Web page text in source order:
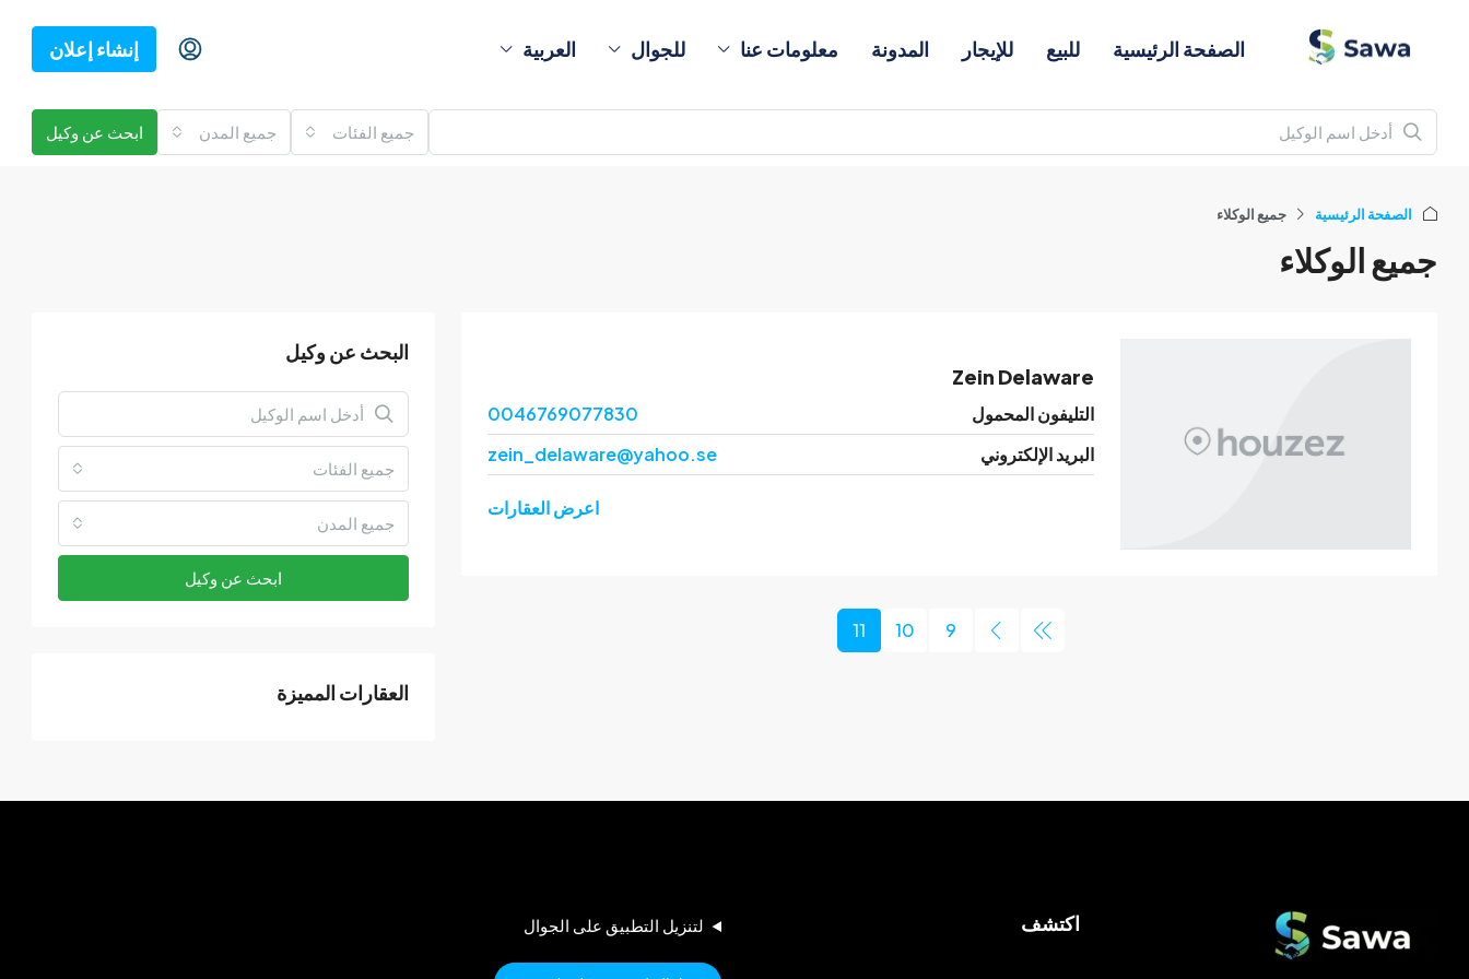
الصفحة الرئيسية للبيع للإيجار المدونة معلومات عنا للجوال العربية إنشاء إعلان
جميع الفئات جميع المدن ابحث عن وكيل
الصفحة الرئيسية جميع الوكلاء
جميع الوكلاء
Zein Delaware
التليفون المحمول
0046769077830
البريد الإلكتروني
zein_delaware@yahoo.se
اعرض العقارات
9
10
11
البحث عن وكيل
جميع الفئات
جميع المدن
ابحث عن وكيل
العقارات المميزة
اكتشف لتنزيل التطبيق على الجوال